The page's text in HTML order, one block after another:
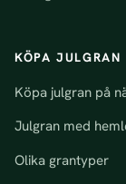
KÖPA JULGRAN
Köpa julgran på
Julgran med
Olika grantyper